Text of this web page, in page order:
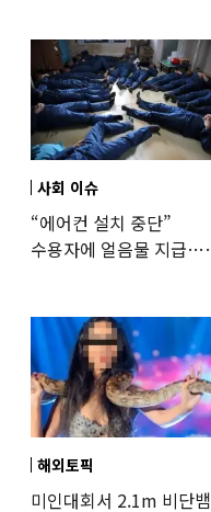
사회 이슈
“에어컨 설치 중단”
수용자에 얼음물 지급…
해외토픽
미인대회서 2.1m 비단뱀